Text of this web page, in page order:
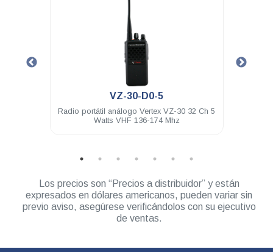
.
VZ-30-D0-5
Radio portátil análogo Vertex VZ-30 32 Ch 5
Watts VHF 136-174 Mhz
Los precios son “Precios a distribuidor” y están
expresados en dólares americanos, pueden variar sin
previo aviso, asegúrese verificándolos con su ejecutivo
de ventas.